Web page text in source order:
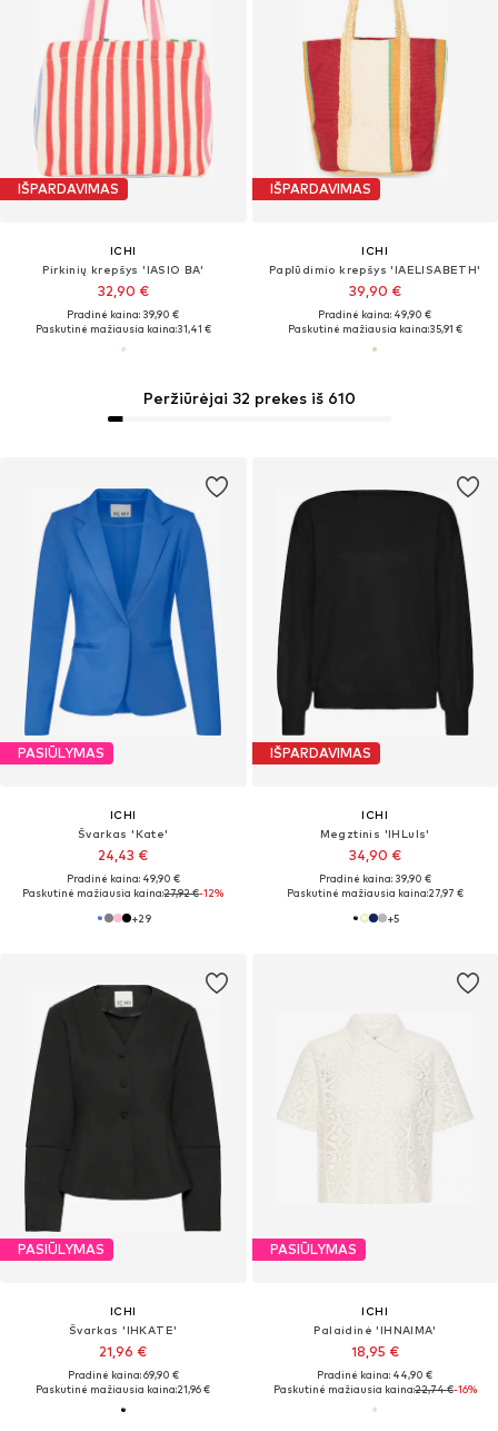
Peržiūrėjai 32 prekes iš 610
IŠPARDAVIMAS
ICHI
Pirkinių krepšys 'IASIO BA'
32,90 €
Pradinė kaina: 39,90 €
Paskutinė mažiausia kaina:31,41 €
IŠPARDAVIMAS
ICHI
Paplūdimio krepšys 'IAELISABETH'
39,90 €
Pradinė kaina: 49,90 €
Paskutinė mažiausia kaina:35,91 €
PASIŪLYMAS
ICHI
Švarkas 'Kate'
24,43 €
Pradinė kaina: 49,90 €
Paskutinė mažiausia kaina:27,92 €-12%
+29
IŠPARDAVIMAS
ICHI
Megztinis 'IHLuls'
34,90 €
Pradinė kaina: 39,90 €
Paskutinė mažiausia kaina:27,97 €
+5
PASIŪLYMAS
ICHI
Švarkas 'IHKATE'
21,96 €
Pradinė kaina: 69,90 €
Paskutinė mažiausia kaina:21,96 €
PASIŪLYMAS
ICHI
Palaidinė 'IHNAIMA'
18,95 €
Pradinė kaina: 44,90 €
Paskutinė mažiausia kaina:22,74 €-16%